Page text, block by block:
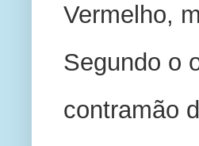
Vermelho,
Segundo o
contramão